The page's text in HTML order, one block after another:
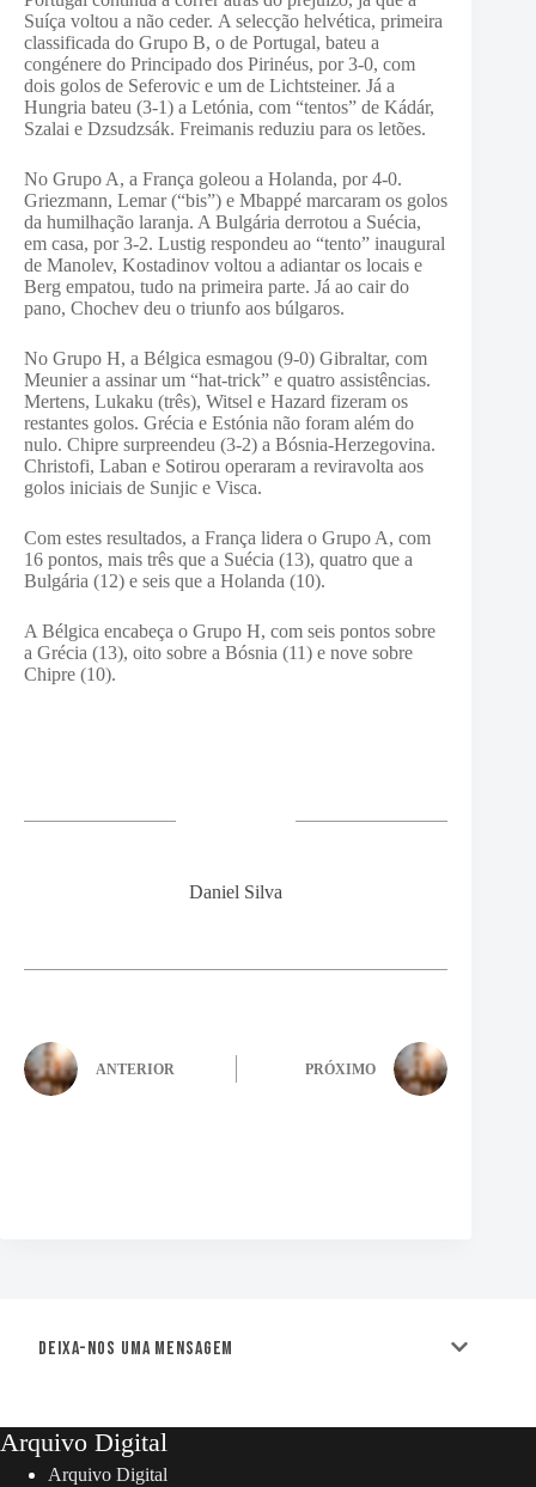
Suíça voltou a não ceder. A selecção helvética, primeira
classificada do Grupo B, o de Portugal, bateu a
congénere do Principado dos Pirinéus, por 3-0, com
dois golos de Seferovic e um de Lichtsteiner. Já a
Hungria bateu (3-1) a Letónia, com “tentos” de Kádár,
Szalai e Dzsudzsák. Freimanis reduziu para os letões.
No Grupo A, a França goleou a Holanda, por 4-0.
Griezmann, Lemar (“bis”) e Mbappé marcaram os golos
da humilhação laranja. A Bulgária derrotou a Suécia,
em casa, por 3-2. Lustig respondeu ao “tento” inaugural
de Manolev, Kostadinov voltou a adiantar os locais e
Berg empatou, tudo na primeira parte. Já ao cair do
pano, Chochev deu o triunfo aos búlgaros.
No Grupo H, a Bélgica esmagou (9-0) Gibraltar, com
Meunier a assinar um “hat-trick” e quatro assistências.
Mertens, Lukaku (três), Witsel e Hazard fizeram os
restantes golos. Grécia e Estónia não foram além do
nulo. Chipre surpreendeu (3-2) a Bósnia-Herzegovina.
Christofi, Laban e Sotirou operaram a reviravolta aos
golos iniciais de Sunjic e Visca.
Com estes resultados, a França lidera o Grupo A, com
16 pontos, mais três que a Suécia (13), quatro que a
Bulgária (12) e seis que a Holanda (10).
A Bélgica encabeça o Grupo H, com seis pontos sobre
a Grécia (13), oito sobre a Bósnia (11) e nove sobre
Chipre (10).
Daniel Silva
ANTERIOR PRÓXIMO
Deixa-nos uma mensagem
Arquivo Digital
Arquivo Digital